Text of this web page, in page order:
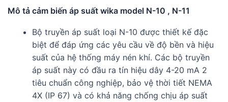
Mô tả cảm biến áp suất wika model N-10 , N-11
Bộ truyền áp suất loại N-10 được thiết kế đặc
biệt để đáp ứng các yêu cầu về độ bền và hiệu
suất của hệ thống máy nén khí. Các bộ truyền
áp suất này có đầu ra tín hiệu dây 4-20 mA 2
tiêu chuẩn công nghiệp, bảo vệ thời tiết NEMA
4X (IP 67) và có khả năng chống chịu áp suất